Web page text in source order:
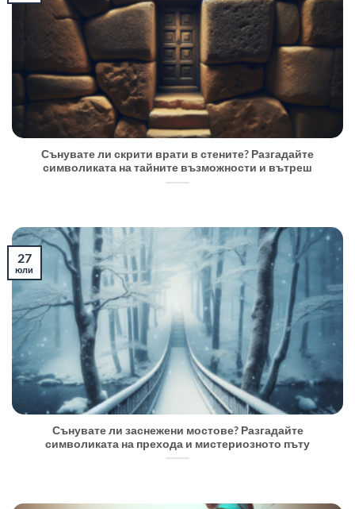
Сънувате ли скрити врати в стените? Разгадайте
символиката на тайните възможности и вътреш
Сънувате ли заснежени мостове? Разгадайте
символиката на прехода и мистериозното пъту
27
юли